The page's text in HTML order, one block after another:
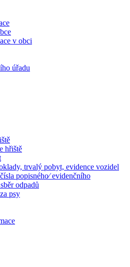
v obci
úřadu
hřiště
trvalý pobyt, evidence vozidel
popisného⁄ evidenčního
odpadů
psy